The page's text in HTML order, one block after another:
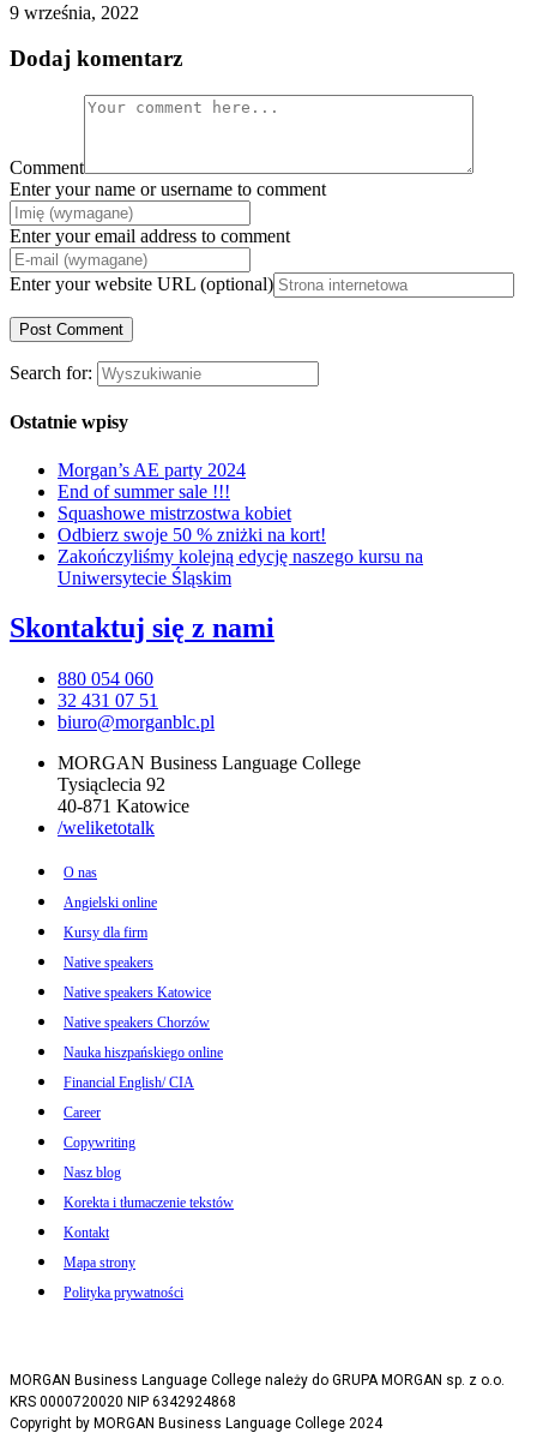
9 września, 2022
Dodaj komentarz
Comment
Enter your name or username to comment
Enter your email address to comment
Enter your website URL (optional)
Search for:
Ostatnie wpisy
Morgan’s AE party 2024
End of summer sale !!!
Squashowe mistrzostwa kobiet
Odbierz swoje 50 % zniżki na kort!
Zakończyliśmy kolejną edycję naszego kursu na
Uniwersytecie Śląskim
Skontaktuj się z nami
880 054 060
32 431 07 51
biuro@morganblc.pl
MORGAN Business Language College
Tysiąclecia 92
40-871 Katowice
/weliketotalk
O nas
Angielski online
Kursy dla firm
Native speakers
Native speakers Katowice
Native speakers Chorzów
Nauka hiszpańskiego online
Financial English/ CIA
Career
Copywriting
Nasz blog
Korekta i tłumaczenie tekstów
Kontakt
Mapa strony
Polityka prywatności
MORGAN Business Language College należy do GRUPA MORGAN sp. z o.o.
KRS 0000720020 NIP 6342924868
Copyright by MORGAN Business Language College 2024